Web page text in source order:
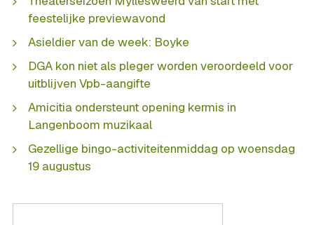
feestelijke previewavond
Asieldier van de week: Boyke
DGA kon niet als pleger worden veroordeeld voor
uitblijven Vpb-aangifte
Amicitia ondersteunt opening kermis in
Langenboom muzikaal
Gezellige bingo-activiteitenmiddag op woensdag
19 augustus